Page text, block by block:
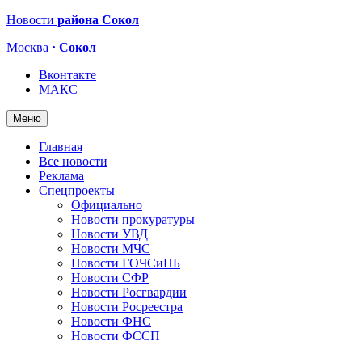
Новости района Сокол
Москва · Сокол
Вконтакте
МАКС
Меню
Главная
Все новости
Реклама
Спецпроекты
Официально
Новости прокуратуры
Новости УВД
Новости МЧС
Новости ГОЧСиПБ
Новости СФР
Новости Росгвардии
Новости Росреестра
Новости ФНС
Новости ФССП